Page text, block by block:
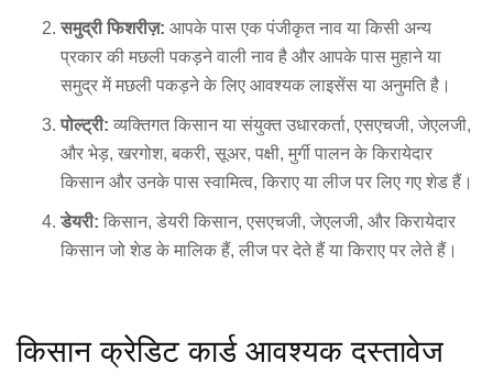
समुद्री फिशरीज़: आपके पास एक पंजीकृत नाव या किसी अन्य
प्रकार की मछली पकड़ने वाली नाव है और आपके पास मुहाने या
समुद्र में मछली पकड़ने के लिए आवश्यक लाइसेंस या अनुमति है।
पोल्ट्री: व्यक्तिगत किसान या संयुक्त उधारकर्ता, एसएचजी, जेएलजी,
और भेड़, खरगोश, बकरी, सूअर, पक्षी, मुर्गी पालन के किरायेदार
किसान और उनके पास स्वामित्व, किराए या लीज पर लिए गए शेड हैं।
डेयरी: किसान, डेयरी किसान, एसएचजी, जेएलजी, और किरायेदार
किसान जो शेड के मालिक हैं, लीज पर देते हैं या किराए पर लेते हैं।
किसान क्रेडिट कार्ड आवश्यक दस्तावेज